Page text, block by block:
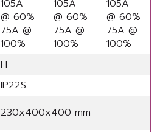
105A
@ 60%
75A @
100%
105A
@ 60%
75A @
100%
105A
@ 60%
75A @
100%
H
IP22S
230x400x400 mm